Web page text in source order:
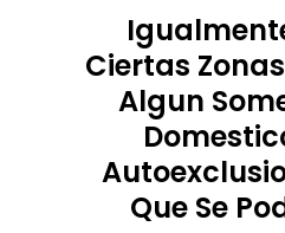
Ciertas
Algun
Que Se